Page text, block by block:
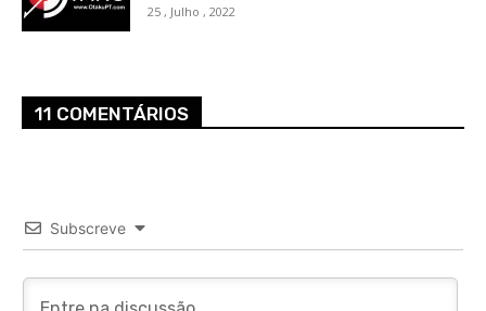
25 , Julho , 2022
11 COMENTÁRIOS
Subscreve